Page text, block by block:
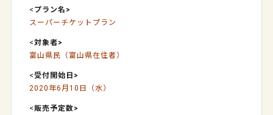
< プラン名>
スーパーチケットプラン
<対象者>
富山県民（富山県在住者）
<受付開始日>
2020年6月10日（水）
<販売予定数>